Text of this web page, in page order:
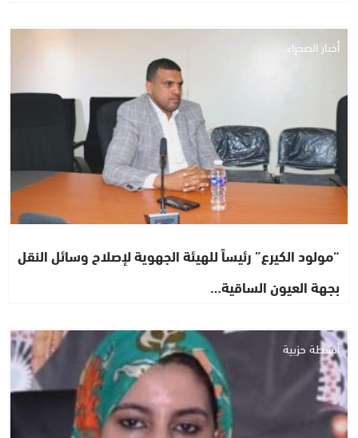
أخبار الصحراء
“مولود الكيرع” رئيساً للهيئة الجهوية لإصلاح وسائل النقل
بجهة العيون الساقية…
أنشطة حزبية